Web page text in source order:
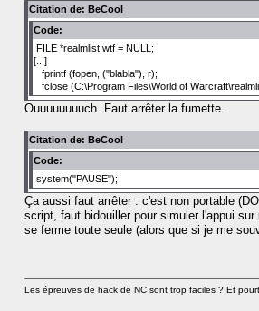
Citation de: BeCool
Code:
FILE *realmlist.wtf = NULL;
[...]
fprintf (fopen, ("blabla"), r);
fclose (C:\Program Files\World of
Ouuuuuuuuch. Faut arrêter la fumette.
Citation de: BeCool
Code:
system("PAUSE");
Ça aussi faut arrêter : c'est non portable
script, faut bidouiller pour simuler l'appui
se ferme toute seule (alors que si je me
Les épreuves de hack de NC sont trop faciles ? Et